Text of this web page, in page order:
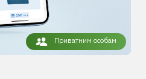
Приватним особам